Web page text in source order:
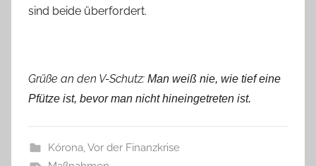
sind beide überfordert.
Grüße an den V-Schutz: Man weiß nie, wie tief eine
Pfütze ist, bevor man nicht hineingetreten ist.
Kórona,Vor der Finanzkrise